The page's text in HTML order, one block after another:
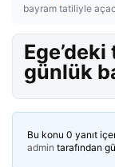
bayram tatiliyle
günlük
Bu konu 0 yanıt
admin tarafından